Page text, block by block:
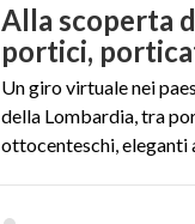
Alla scoperta
Un giro virtuale nei
della Lombardia, tra